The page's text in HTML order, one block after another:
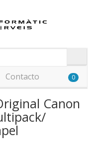
Contacto 0
Canon